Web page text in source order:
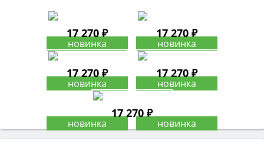
17 270 ₽ 17 270 ₽
17 270 ₽ 17 270 ₽
17 270 ₽